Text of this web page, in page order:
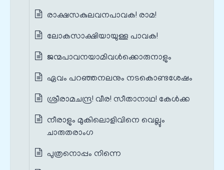
രാക്ഷസകുലവനപാവക! രാമ!
ലോകസാക്ഷിയായുള്ള പാവക!
ജന്മപാവനയാമിവൾക്കൊരുനാളും
ഏവം പറഞ്ഞനലനും നടകൊണ്ടശേഷം
ശ്രീരാമചന്ദ്ര! വീര! സീതാനാഥ! കേൾക്ക
നീരാളും മുകിലൊളിവിനെ വെല്ലും
ചാരുതരാംഗ
പുത്രനൊപ്പം നിന്നെ